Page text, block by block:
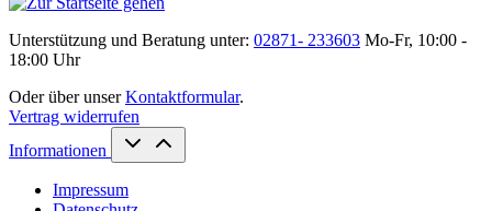
Unterstützung und Beratung unter: 02871- 233603 Mo-Fr, 10:00 -
18:00 Uhr
Oder über unserKontaktformular.
Vertrag widerrufen
Informationen
Impressum